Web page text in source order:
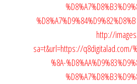
http://
sa=t&url=https://q8digitalad.com/
%8A-